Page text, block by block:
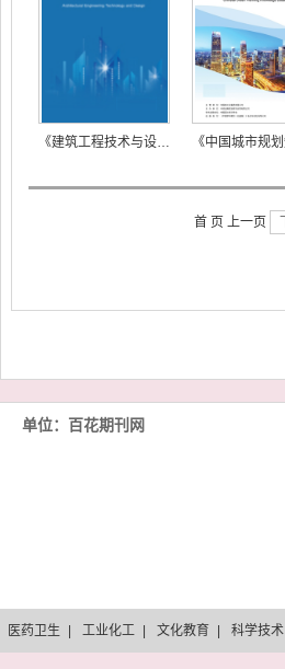
《建筑工程技术与设计》
首 页 上一页
单位：百花期刊网
医药卫生 工业化工 文化教育 科学技术